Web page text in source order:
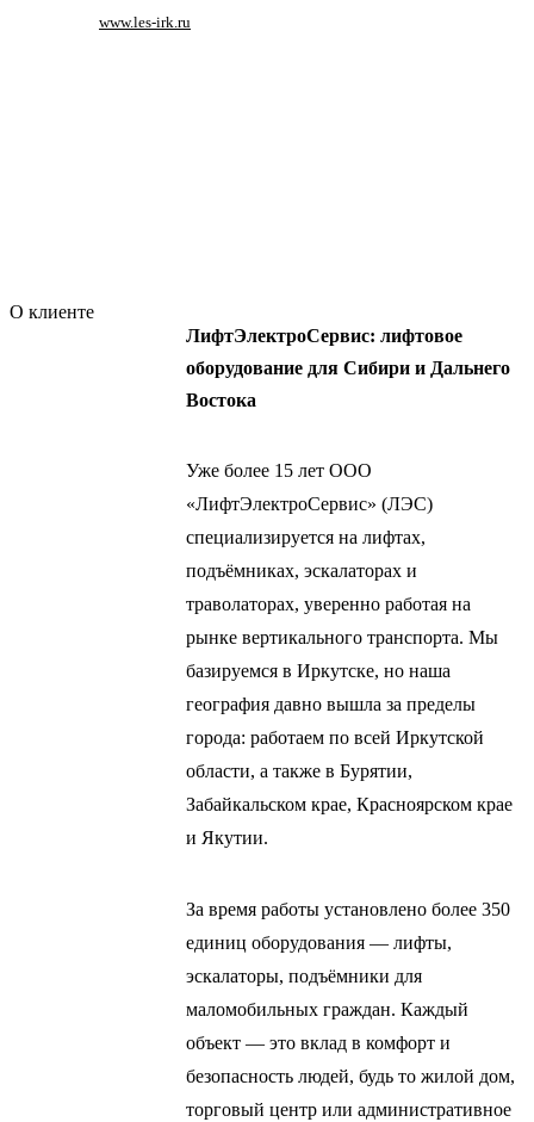
www.les-irk.ru
О клиенте
ЛифтЭлектроСервис: лифтовое
оборудование для Сибири и Дальнего
Востока
Уже более 15 лет ООО
«ЛифтЭлектроСервис» (ЛЭС)
специализируется на лифтах,
подъёмниках, эскалаторах и
траволаторах, уверенно работая на
рынке вертикального транспорта. Мы
базируемся в Иркутске, но наша
география давно вышла за пределы
города: работаем по всей Иркутской
области, а также в Бурятии,
Забайкальском крае, Красноярском крае
и Якутии.
За время работы установлено более 350
единиц оборудования — лифты,
эскалаторы, подъёмники для
маломобильных граждан. Каждый
объект — это вклад в комфорт и
безопасность людей, будь то жилой дом,
торговый центр или административное